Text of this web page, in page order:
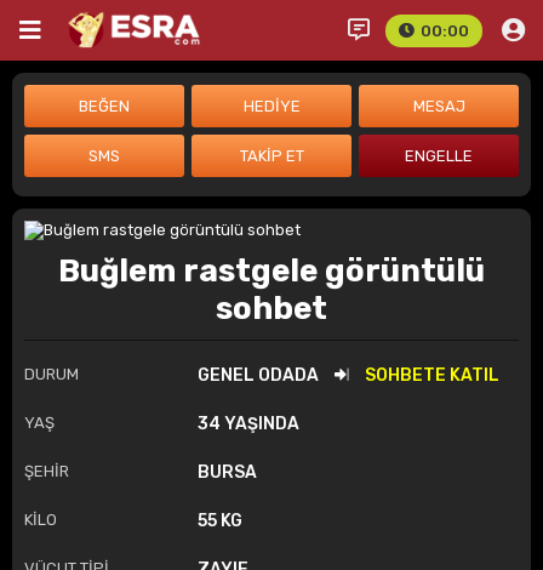
00:00
Buğlem rastgele görüntülü
sohbet
DURUM GENEL ODADA SOHBETE KATIL
YAŞ 34 YAŞINDA
ŞEHİR BURSA
KİLO 55 KG